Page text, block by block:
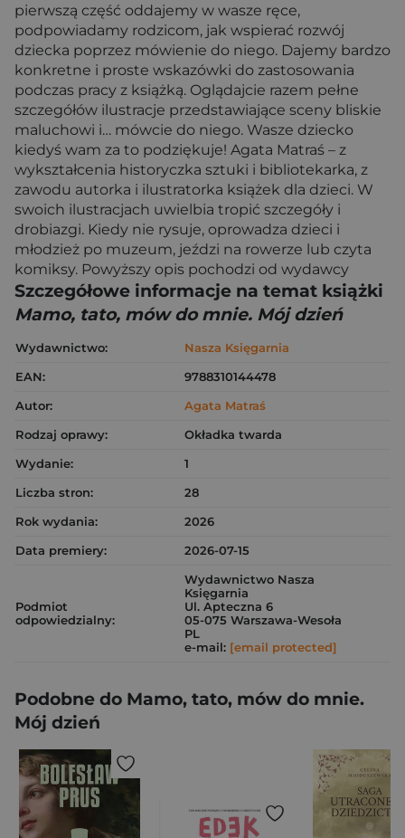
pierwszą część oddajemy w wasze ręce,
podpowiadamy rodzicom, jak wspierać rozwój
dziecka poprzez mówienie do niego. Dajemy bardzo
konkretne i proste wskazówki do zastosowania
podczas pracy z książką. Oglądajcie razem pełne
szczegółów ilustracje przedstawiające sceny bliskie
maluchowi i… mówcie do niego. Wasze dziecko
kiedyś wam za to podziękuje! Agata Matraś – z
wykształcenia historyczka sztuki i bibliotekarka, z
zawodu autorka i ilustratorka książek dla dzieci. W
swoich ilustracjach uwielbia tropić szczegóły i
drobiazgi. Kiedy nie rysuje, oprowadza dzieci i
młodzież po muzeum, jeździ na rowerze lub czyta
komiksy. Powyższy opis pochodzi od wydawcy
Szczegółowe informacje na temat książki
Mamo, tato, mów do mnie. Mój dzień
Wydawnictwo:
Nasza Księgarnia
EAN:
9788310144478
Autor:
Agata Matraś
Rodzaj oprawy:
Okładka twarda
Wydanie:
1
Liczba stron:
28
Rok wydania:
2026
Data premiery:
2026-07-15
Podmiot
odpowiedzialny:
Wydawnictwo Nasza
Księgarnia
Ul. Apteczna 6
05-075 Warszawa-Wesoła
PL
e-mail: [email protected]
Podobne do Mamo, tato, mów do mnie.
Mój dzień